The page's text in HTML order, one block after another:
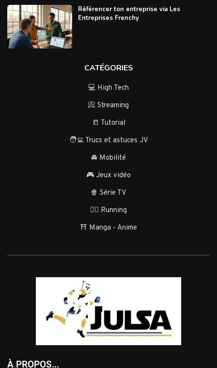
Référencer ton entreprise via Les
Entreprises Frenchy
CATÉGORIES
💻 High Tech
📀 Streaming
📒 Tutorial
🧑‍💻 Trucs et astuces JV
🚘 Mobilité
🎮 Jeux vidéo
🍿 Série TV
🏃‍♂️ Running
⛩️ Manga - Anime
À PROPOS...